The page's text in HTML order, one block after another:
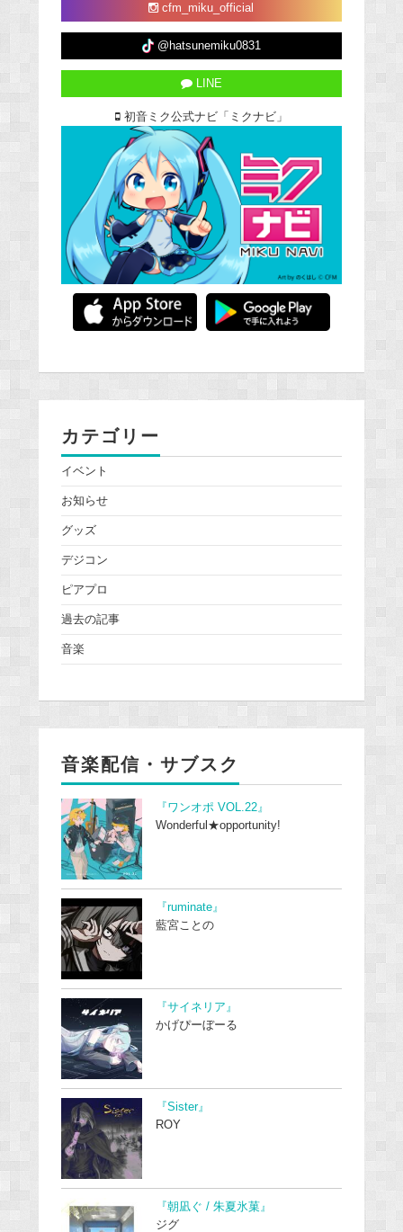
cfm_miku_official
@hatsunemiku0831
LINE
初音ミク公式ナビ「ミクナビ」
カテゴリー
イベント
お知らせ
グッズ
デジコン
ピアプロ
過去の記事
音楽
音楽配信・サブスク
『ワンオポ VOL.22』
Wonderful★opportunity!
『ruminate』
藍宮ことの
『サイネリア』
かげぴーぼーる
『Sister』
ROY
『朝凪ぐ / 朱夏氷菓』
ジグ